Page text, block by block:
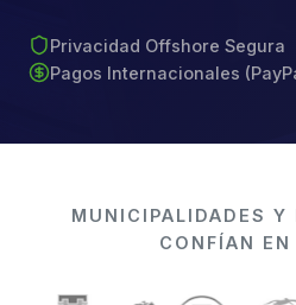
Privacidad Offshore Segura
Pagos Internacionales
MUNICIPALIDADES Y
CONFÍAN